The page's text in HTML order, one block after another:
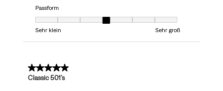
Passform
Passform, 4 von 7, wobei 1 gleich Sehr klein ist und 7 gleich Sehr groß
Sehr klein
Sehr groß
5 von 5 Sternen.
Classic 501’s